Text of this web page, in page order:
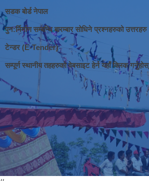
सडक बोर्ड नेपाल
पुन:र्निर्माण सम्बन्धि बारम्बार सोधिने प्रश्नहरुको उत्तरहरु
टेन्डर (E-Tender)
सम्पूर्ण स्थानीय तहहरुको वेबसाइट हेर्न यहाँ क्लिक गर्नुहोस्